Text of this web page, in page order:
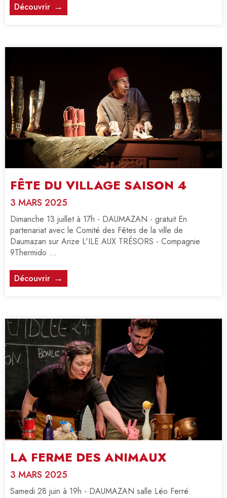
Découvrir
FÊTE DU VILLAGE SAISON 4
3 MARS 2025
Dimanche 13 juillet à 17h - DAUMAZAN - gratuit En
partenariat avec le Comité des Fêtes de la ville de
Daumazan sur Arize L'ILE AUX TRÉSORS - Compagnie
9Thermido ...
Découvrir
LA FERME DES ANIMAUX
3 MARS 2025
Samedi 28 juin à 19h - DAUMAZAN salle Léo Ferré.